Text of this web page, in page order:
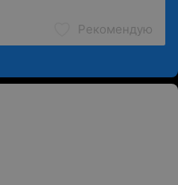
Рекомендую